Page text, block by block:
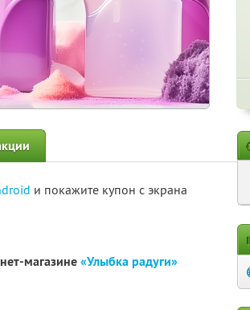
и покажите купон с экрана
магазине«Улыбка радуги»